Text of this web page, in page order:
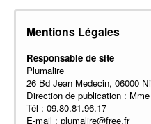
Mentions Légales
Responsable de site
Plumalire
26 Bd Jean Medecin, 06000
Direction de publication :
Tél : 09.80.81.96.17
E-mail : plumalire@free.fr